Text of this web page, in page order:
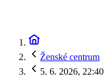
Ženské centrum
5. 6. 2026, 22:40